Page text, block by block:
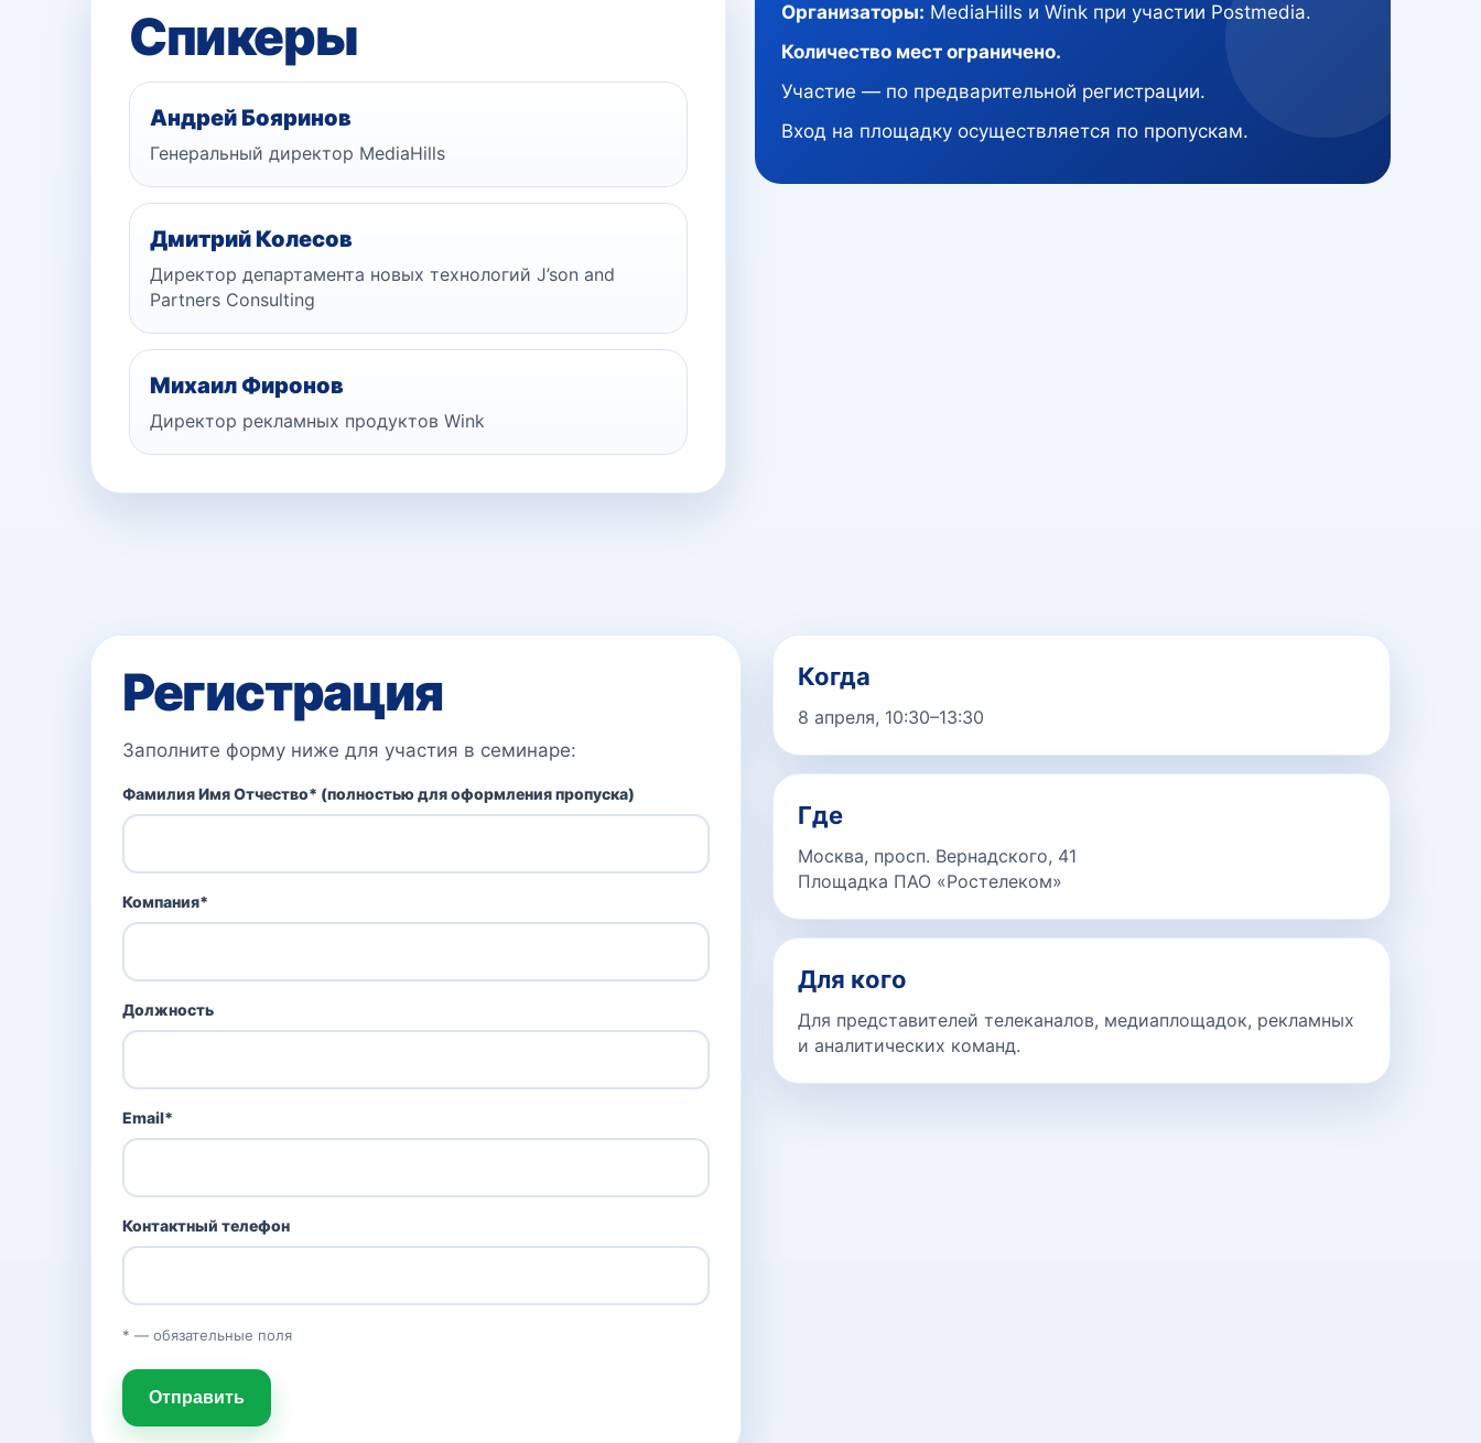
Спикеры
Андрей Бояринов
Генеральный директор MediaHills
Дмитрий Колесов
Директор департамента новых технологий J’son and
Partners Consulting
Михаил Фиронов
Директор рекламных продуктов Wink
Организаторы: MediaHills и Wink при участии Postmedia.
Количество мест ограничено.
Участие — по предварительной регистрации.
Вход на площадку осуществляется по пропускам.
Регистрация
Заполните форму ниже для участия в семинаре:
Фамилия Имя Отчество* (полностью для оформления пропуска)
Компания*
Должность
Email*
Контактный телефон
* — обязательные поля
Отправить
Когда
8 апреля, 10:30–13:30
Где
Москва, просп. Вернадского, 41
Площадка ПАО «Ростелеком»
Для кого
Для представителей телеканалов, медиаплощадок, рекламных
и аналитических команд.